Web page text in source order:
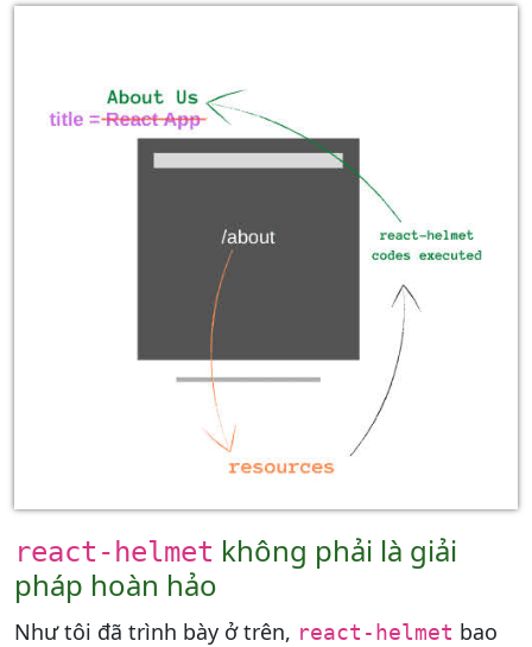
react-helmet không phải là giải
pháp hoàn hảo
Như tôi đã trình bày ở trên, react-helmet bao